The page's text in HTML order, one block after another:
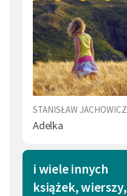
STANISŁAW JACHOWICZ
Adelka
i wiele innych
książek, wierszy,